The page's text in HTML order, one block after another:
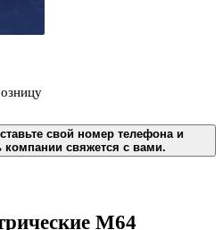
свой номер телефона и
компании свяжется с вами.
М64